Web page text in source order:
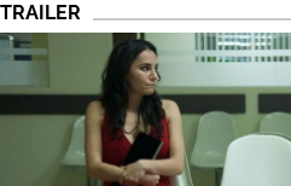
TRAILER